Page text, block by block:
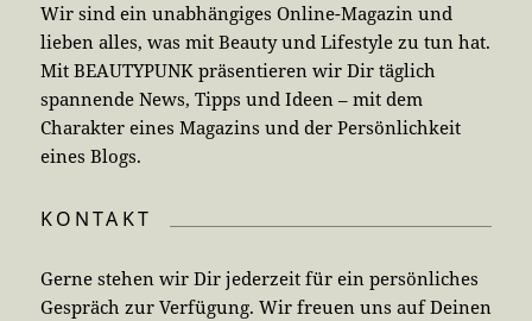
Wir sind ein unabhängiges Online-Magazin und
lieben alles, was mit Beauty und Lifestyle zu tun hat.
Mit BEAUTYPUNK präsentieren wir Dir täglich
spannende News, Tipps und Ideen – mit dem
Charakter eines Magazins und der Persönlichkeit
eines Blogs.
KONTAKT
Gerne stehen wir Dir jederzeit für ein persönliches
Gespräch zur Verfügung. Wir freuen uns auf Deinen